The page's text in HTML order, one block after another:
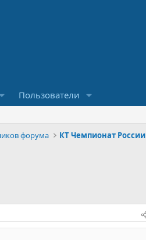
Пользователи
форума КT Чемпионат России